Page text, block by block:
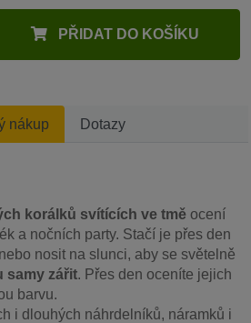
PŘIDAT DO KOŠÍKU
nákup Dotazy
korálků svítících ve tmě ocení
a nočních party. Stačí je přes den
nosit na slunci, aby se světelně
samy zářit. Přes den oceníte jejich
barvu.
i dlouhých náhrdelníků, náramků i